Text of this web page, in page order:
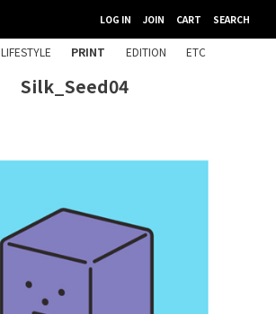
LOG IN JOIN CART SEARCH
LIFESTYLE PRINT EDITION ETC
Silk_Seed04